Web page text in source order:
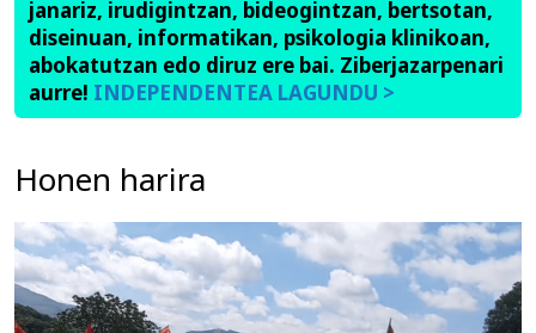
janariz, irudigintzan, bideogintzan, bertsotan,
diseinuan, informatikan, psikologia klinikoan,
abokatutzan edo diruz ere bai. Ziberjazarpenari
aurre! INDEPENDENTEA LAGUNDU >
Honen harira